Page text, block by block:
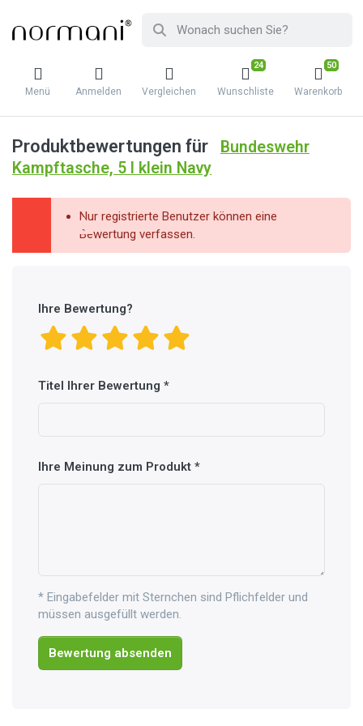
Menü Anmelden Vergleichen
24
Wunschliste
50
Warenkorb
Produktbewertungen für
Bundeswehr
Kampftasche, 5 l klein Navy
Nur registrierte Benutzer können eine
Bewertung verfassen.
Ihre Bewertung?
Titel Ihrer Bewertung
Ihre Meinung zum Produkt
* Eingabefelder mit Sternchen sind Pflichfelder und
müssen ausgefüllt werden.
Bewertung absenden